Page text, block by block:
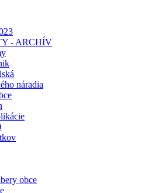
- ARCHÍV
náradia
obce